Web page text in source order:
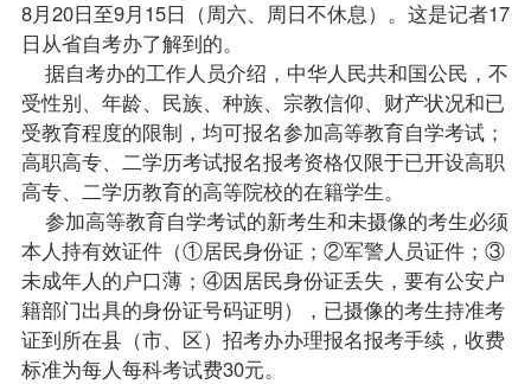
8月20日至9月15日（周六、周日不休息）。这是记者17
日从省自考办了解到的。
据自考办的工作人员介绍，中华人民共和国公民，不
受性别、年龄、民族、种族、宗教信仰、财产状况和已
受教育程度的限制，均可报名参加高等教育自学考试；
高职高专、二学历考试报名报考资格仅限于已开设高职
高专、二学历教育的高等院校的在籍学生。
参加高等教育自学考试的新考生和未摄像的考生必须
本人持有效证件（①居民身份证；②军警人员证件；③
未成年人的户口薄；④因居民身份证丢失，要有公安户
籍部门出具的身份证号码证明），已摄像的考生持准考
证到所在县（市、区）招考办办理报名报考手续，收费
标准为每人每科考试费30元。